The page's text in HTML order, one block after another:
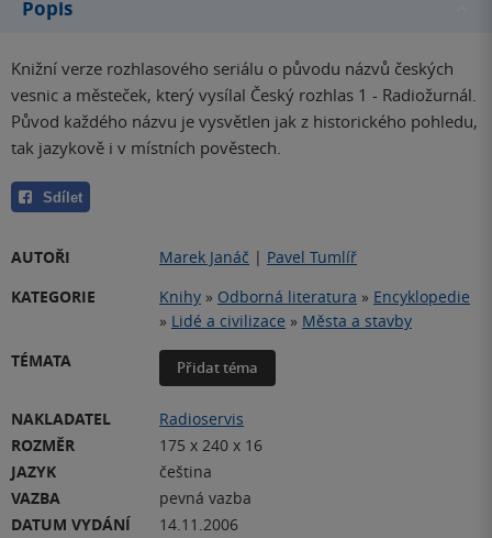
Popis
Knižní verze rozhlasového seriálu o původu názvů českých
vesnic a městeček, který vysílal Český rozhlas 1 - Radiožurnál.
Původ každého názvu je vysvětlen jak z historického pohledu,
tak jazykově i v místních pověstech.
Sdílet
AUTOŘI Marek Janáč | Pavel Tumlíř
KATEGORIE
Knihy » Odborná literatura » Encyklopedie
» Lidé a civilizace » Města a stavby
TÉMATA
Přidat téma
NAKLADATEL
Radioservis
ROZMĚR
175 x 240 x 16
JAZYK
čeština
VAZBA
pevná vazba
DATUM VYDÁNÍ
14.11.2006